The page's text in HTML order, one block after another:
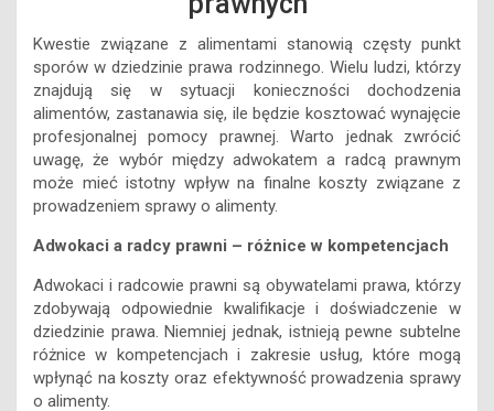
sporów w dziedzinie prawa rodzinnego. Wielu ludzi, którzy
znajdują się w sytuacji konieczności dochodzenia
alimentów, zastanawia się, ile będzie kosztować wynajęcie
profesjonalnej pomocy prawnej. Warto jednak zwrócić
uwagę, że wybór między adwokatem a radcą prawnym
może mieć istotny wpływ na finalne koszty związane z
prowadzeniem sprawy o alimenty.
Adwokaci a radcy prawni – różnice w kompetencjach
Adwokaci i radcowie prawni są obywatelami prawa, którzy
zdobywają odpowiednie kwalifikacje i doświadczenie w
dziedzinie prawa. Niemniej jednak, istnieją pewne subtelne
różnice w kompetencjach i zakresie usług, które mogą
wpłynąć na koszty oraz efektywność prowadzenia sprawy
o alimenty.
Adwokat – specjalizacja w sprawach rodzinnych